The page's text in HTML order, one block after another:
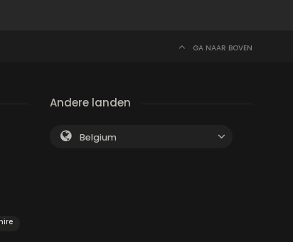
GA NAAR BOVEN
Andere landen
Belgium